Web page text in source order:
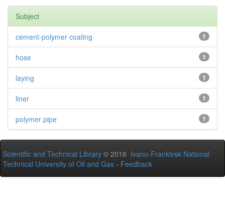
Subject
1
cement-polymer coating
1
hose
1
laying
1
liner
1
polymer pipe
Scientific and Technical Library © 2016 Ivano-Frankivsk National
Technical University of Oil and Gas - Feedback